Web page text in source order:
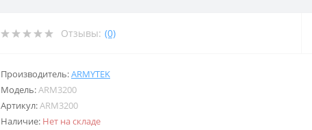
Отзывы: (0)
Производитель:ARMYTEK
Модель:ARM3200
Артикул:ARM3200
Наличие: Нет на складе